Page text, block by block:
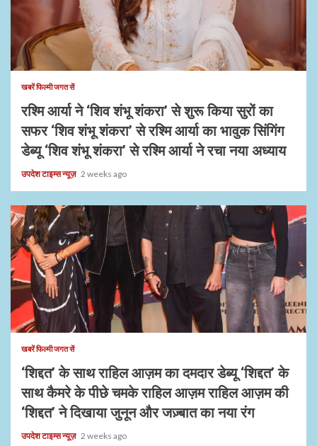
1 min read
खबरें फिल्मी जगत सें
रश्मि आर्या ने ‘शिव शंभू शंकरा’ से शुरू किया सुरों का
सफर ‘शिव शंभू शंकरा’ से रश्मि आर्या का भावुक सिंगिंग
डेब्यू ‘शिव शंभू शंकरा’ से रश्मि आर्या ने रचा नया अध्याय
उपदेश टाइम्स न्यूज़ 2 weeks ago
1 min read
खबरें फिल्मी जगत सें
‘शिद्दत’ के साथ राहिल आज़म का दमदार डेब्यू ‘शिद्दत’ के
साथ कैमरे के पीछे चमके राहिल आज़म राहिल आज़म की
‘शिद्दत’ ने दिखाया जुनून और जज़्बात का नया रंग
उपदेश टाइम्स न्यूज़ 2 weeks ago